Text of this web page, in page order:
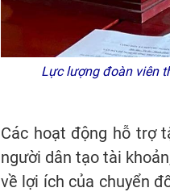
Lực lượng đoàn viên
Các hoạt động hỗ trợ
người dân tạo tài
về lợi ích của chuyển